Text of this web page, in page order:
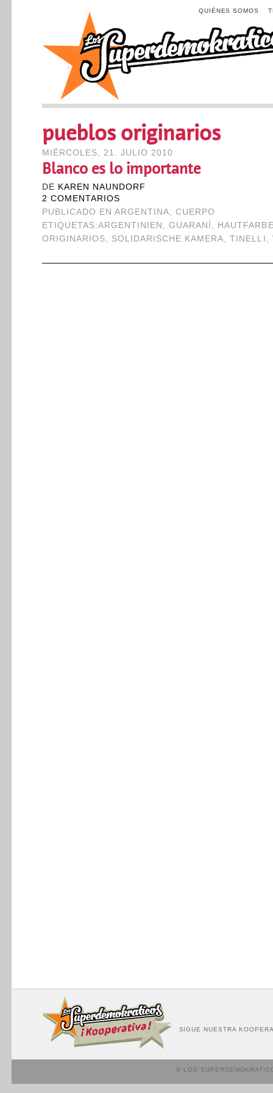
QUIÉNES SOMOS
pueblos originarios
MIÉRCOLES, 21. JULIO 2010
Blanco es lo importante
DE KAREN NAUNDORF
2 COMENTARIOS
PUBLICADO EN ARGENTINA,CUERPO
ETIQUETAS:ARGENTINIEN ,GUARANÍ ,
ORIGINARIOS, SOLIDARISCHE KAMERA,TINELLI ,
SIGUE NUESTRA
© LOS